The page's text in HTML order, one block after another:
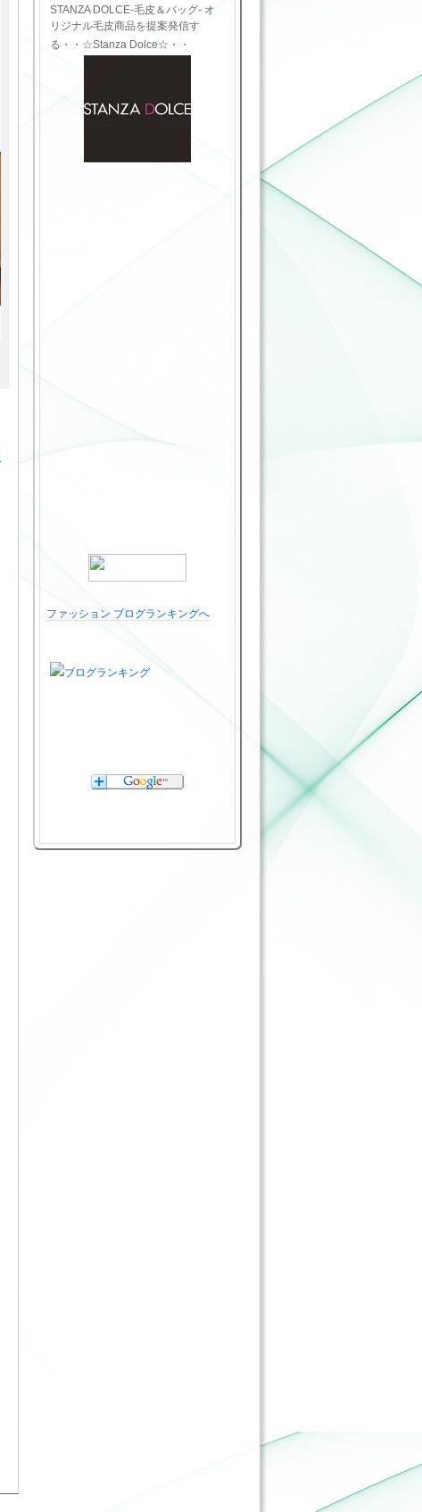
STANZA DOLCE-毛皮＆バッグ- オ
リジナル毛皮商品を提案発信す
る・・☆Stanza Dolce☆・・
ファッション ブログランキングへ